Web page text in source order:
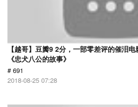
【越哥】豆瓣9 2分，一部零差评的催泪
《忠犬八公的故事》
# 691
2018-08-25 07:28